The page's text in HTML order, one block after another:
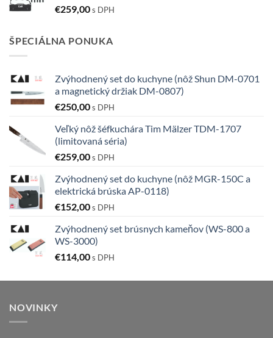
€259,00s DPH
ŠPECIÁLNA PONUKA
Zvýhodnený set do kuchyne (nôž Shun DM-0701
a magnetický držiak DM-0807)
€250,00s DPH
Veľký nôž šéfkuchára Tim Mälzer TDM-1707
(limitovaná séria)
€259,00s DPH
Zvýhodnený set do kuchyne (nôž MGR-150C a
elektrická brúska AP-0118)
€152,00s DPH
Zvýhodnený set brúsnych kameňov (WS-800 a
WS-3000)
€114,00s DPH
NOVINKY